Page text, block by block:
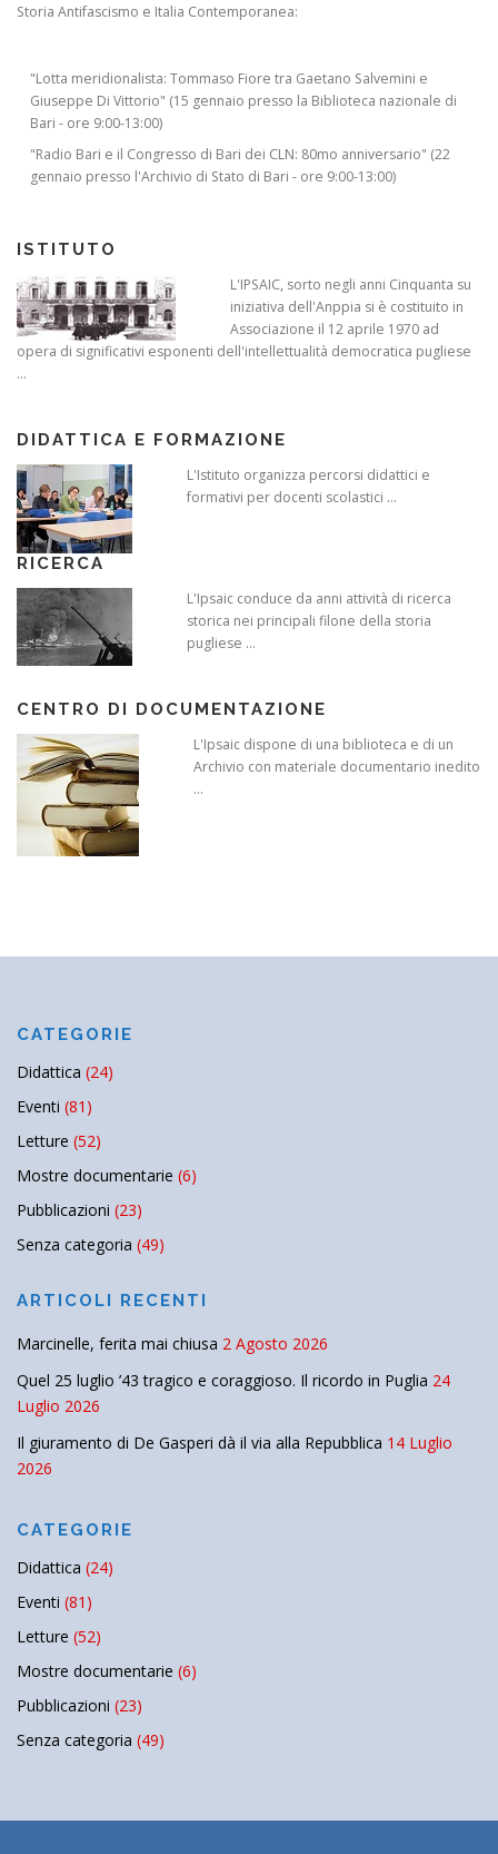
Storia Antifascismo e Italia Contemporanea:
"Lotta meridionalista: Tommaso Fiore tra Gaetano Salvemini e
Giuseppe Di Vittorio" (15 gennaio presso la Biblioteca nazionale di
Bari - ore 9:00-13:00)
"Radio Bari e il Congresso di Bari dei CLN: 80mo anniversario" (22
gennaio presso l'Archivio di Stato di Bari - ore 9:00-13:00)
ISTITUTO
L'IPSAIC, sorto negli anni Cinquanta su
iniziativa dell'Anppia si è costituito in
Associazione il 12 aprile 1970 ad
opera di significativi esponenti dell'intellettualità democratica pugliese
...
DIDATTICA E FORMAZIONE
L'Istituto organizza percorsi didattici e
formativi per docenti scolastici ...
RICERCA
L'Ipsaic conduce da anni attività di ricerca
storica nei principali filone della storia
pugliese ...
CENTRO DI DOCUMENTAZIONE
L'Ipsaic dispone di una biblioteca e di un
Archivio con materiale documentario inedito
...
CATEGORIE
Didattica (24)
Eventi (81)
Letture (52)
Mostre documentarie (6)
Pubblicazioni (23)
Senza categoria (49)
ARTICOLI RECENTI
Marcinelle, ferita mai chiusa 2 Agosto 2026
Quel 25 luglio ’43 tragico e coraggioso. Il ricordo in Puglia 24
Luglio 2026
Il giuramento di De Gasperi dà il via alla Repubblica 14 Luglio
2026
CATEGORIE
Didattica (24)
Eventi (81)
Letture (52)
Mostre documentarie (6)
Pubblicazioni (23)
Senza categoria (49)